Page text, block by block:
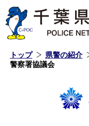
トップ 県警の紹介
警察署協議会